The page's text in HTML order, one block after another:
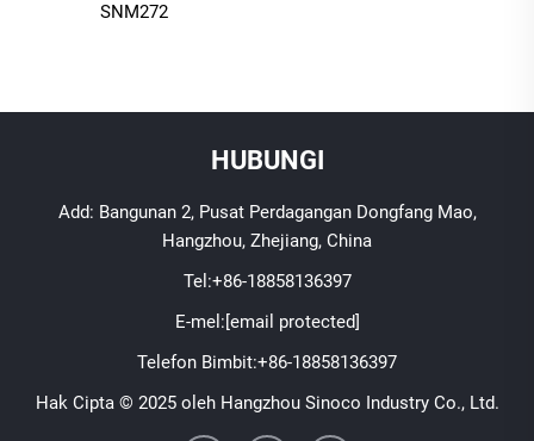
SNM272
HUBUNGI
Add: Bangunan 2, Pusat Perdagangan Dongfang Mao,
Hangzhou, Zhejiang, China
Tel:+86-18858136397
E-mel:[email protected]
Telefon Bimbit:+86-18858136397
Hak Cipta © 2025 oleh Hangzhou Sinoco Industry Co., Ltd.